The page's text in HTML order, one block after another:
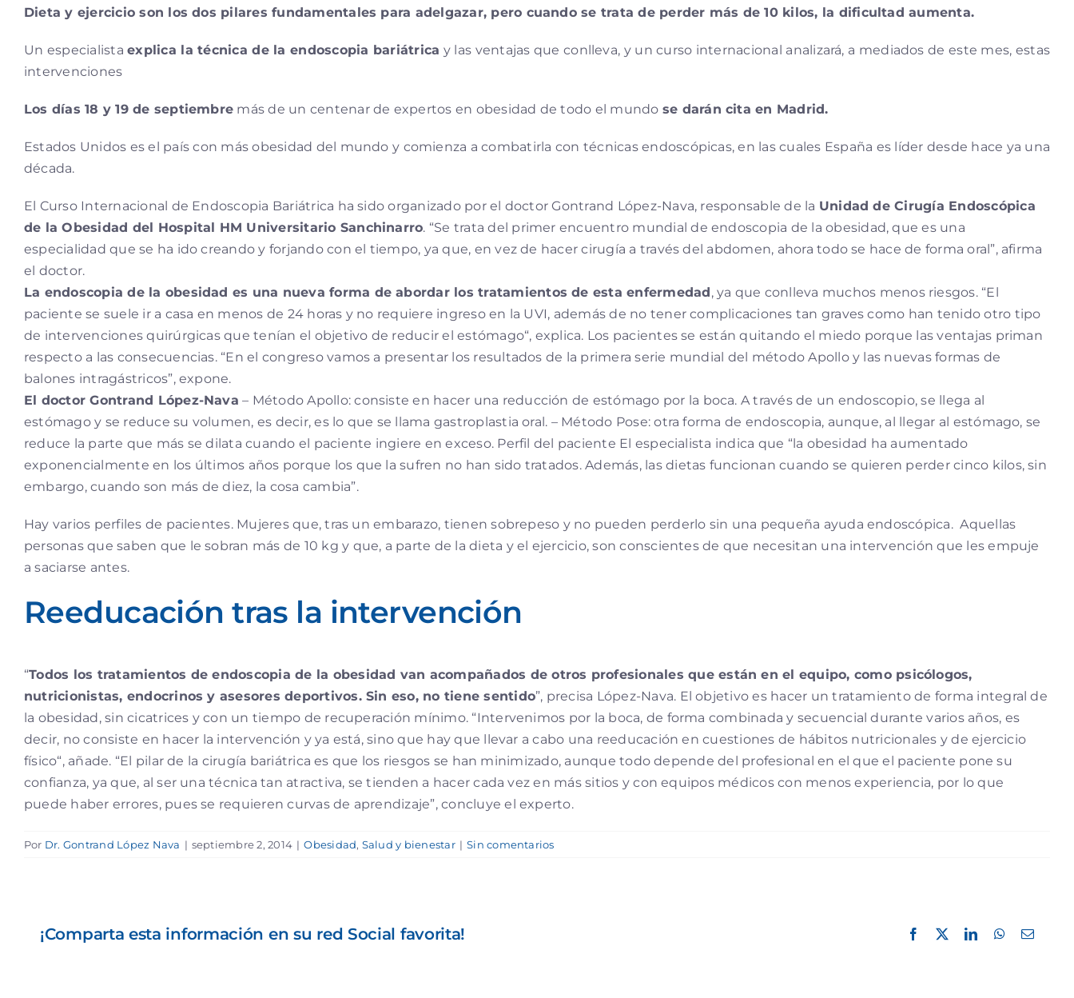
Dieta y ejercicio son los dos pilares fundamentales para adelgazar, pero cuando se trata de perder más de 10 kilos, la dificultad aumenta.
Un especialistaexplica la técnica de la endoscopia bariátrica y las ventajas que conlleva, y un curso internacional analizará, a mediados de este mes, estas
intervenciones
Los días 18 y 19 de septiembre más de un centenar de expertos en obesidad de todo el mundo se darán cita en Madrid.
Estados Unidos es el país con más obesidad del mundo y comienza a combatirla con técnicas endoscópicas, en las cuales España es líder desde hace ya una
década.
El Curso Internacional de Endoscopia Bariátrica ha sido organizado por el doctor Gontrand López-Nava, responsable de la Unidad de Cirugía Endoscópica
de la Obesidad del Hospital HM Universitario Sanchinarro. “Se trata del primer encuentro mundial de endoscopia de la obesidad, que es una
especialidad que se ha ido creando y forjando con el tiempo, ya que, en vez de hacer cirugía a través del abdomen, ahora todo se hace de forma oral”, afirma
el doctor.
La endoscopia de la obesidad es una nueva forma de abordar los tratamientos de esta enfermedad, ya que conlleva muchos menos riesgos. “El
paciente se suele ir a casa en menos de 24 horas y no requiere ingreso en la UVI, además de no tener complicaciones tan graves como han tenido otro tipo
de intervenciones quirúrgicas que tenían el objetivo de reducir el estómago“, explica. Los pacientes se están quitando el miedo porque las ventajas priman
respecto a las consecuencias. “En el congreso vamos a presentar los resultados de la primera serie mundial del método Apollo y las nuevas formas de
balones intragástricos”, expone.
El doctor Gontrand López-Nava – Método Apollo: consiste en hacer una reducción de estómago por la boca. A través de un endoscopio, se llega al
estómago y se reduce su volumen, es decir, es lo que se llama gastroplastia oral. – Método Pose: otra forma de endoscopia, aunque, al llegar al estómago, se
reduce la parte que más se dilata cuando el paciente ingiere en exceso. Perfil del paciente El especialista indica que “la obesidad ha aumentado
exponencialmente en los últimos años porque los que la sufren no han sido tratados. Además, las dietas funcionan cuando se quieren perder cinco kilos, sin
embargo, cuando son más de diez, la cosa cambia”.
Hay varios perfiles de pacientes. Mujeres que, tras un embarazo, tienen sobrepeso y no pueden perderlo sin una pequeña ayuda endoscópica. Aquellas
personas que saben que le sobran más de 10 kg y que, a parte de la dieta y el ejercicio, son conscientes de que necesitan una intervención que les empuje
a saciarse antes.
Reeducación tras la intervención
“Todos los tratamientos de endoscopia de la obesidad van acompañados de otros profesionales que están en el equipo, como psicólogos,
nutricionistas, endocrinos y asesores deportivos. Sin eso, no tiene sentido”, precisa López-Nava. El objetivo es hacer un tratamiento de forma integral de
la obesidad, sin cicatrices y con un tiempo de recuperación mínimo. “Intervenimos por la boca, de forma combinada y secuencial durante varios años, es
decir, no consiste en hacer la intervención y ya está, sino que hay que llevar a cabo una reeducación en cuestiones de hábitos nutricionales y de ejercicio
físico“, añade. “El pilar de la cirugía bariátrica es que los riesgos se han minimizado, aunque todo depende del profesional en el que el paciente pone su
confianza, ya que, al ser una técnica tan atractiva, se tienden a hacer cada vez en más sitios y con equipos médicos con menos experiencia, por lo que
puede haber errores, pues se requieren curvas de aprendizaje”, concluye el experto.
Por Dr. Gontrand López Nava | septiembre 2, 2014 | Obesidad, Salud y bienestar | Sin comentarios
¡Comparta esta información en su red Social favorita! Facebook LinkedInWhatsApp
Correo